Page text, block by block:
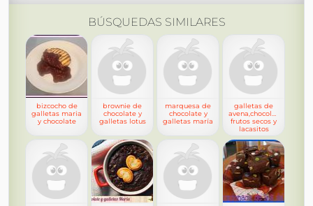
BÚSQUEDAS SIMILARES
bizcocho de
galletas maria
y chocolate
brownie de
chocolate y
galletas lotus
marquesa de
chocolate y
galletas maría
galletas de
avena,chocolate,
frutos secos y
lacasitos